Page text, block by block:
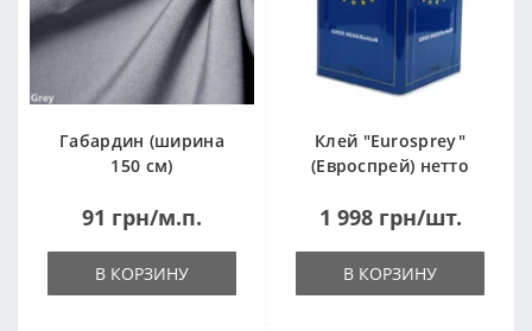
Габардин (ширина
150 см)
91 грн/м.п.
В КОРЗИНУ
Клей "Eurosprey"
(Евроспрей) нетто
1 998 грн/шт.
В КОРЗИНУ